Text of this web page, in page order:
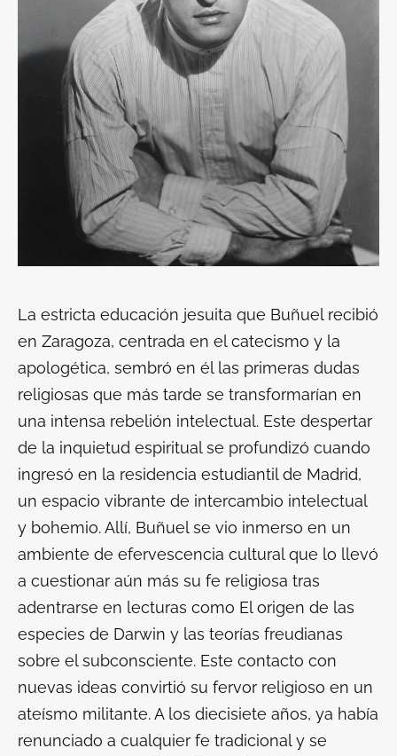
La estricta educación jesuita que Buñuel recibió
en Zaragoza, centrada en el catecismo y la
apologética, sembró en él las primeras dudas
religiosas que más tarde se transformarían en
una intensa rebelión intelectual. Este despertar
de la inquietud espiritual se profundizó cuando
ingresó en la residencia estudiantil de Madrid,
un espacio vibrante de intercambio intelectual
y bohemio. Allí, Buñuel se vio inmerso en un
ambiente de efervescencia cultural que lo llevó
a cuestionar aún más su fe religiosa tras
adentrarse en lecturas como El origen de las
especies de Darwin y las teorías freudianas
sobre el subconsciente. Este contacto con
nuevas ideas convirtió su fervor religioso en un
ateísmo militante. A los diecisiete años, ya había
renunciado a cualquier fe tradicional y se